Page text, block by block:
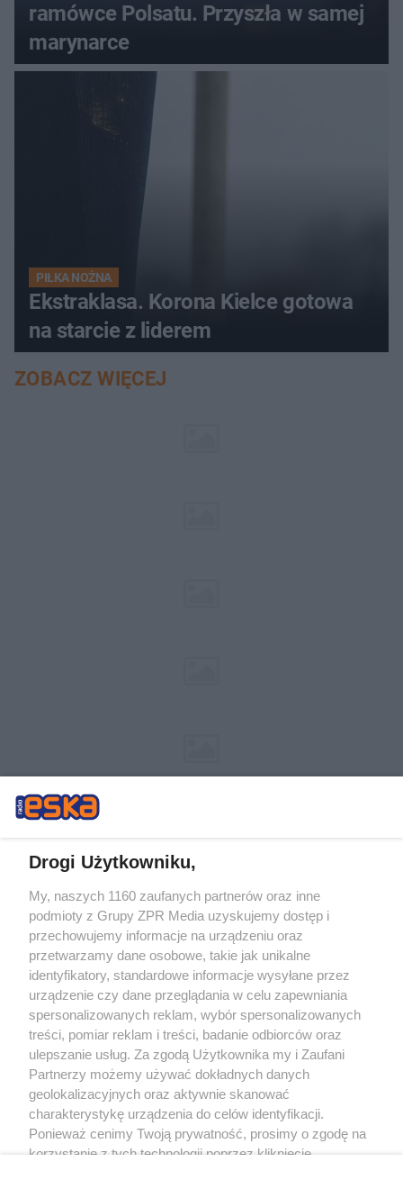
ramówce Polsatu. Przyszła w samej
marynarce
PIŁKA NOŻNA
Ekstraklasa. Korona Kielce gotowa
na starcie z liderem
ZOBACZ WIĘCEJ
Żaden utwór zamieszczony w serwisie nie może być powielany i
rozpowszechniany lub dalej rozpowszechniany w jakikolwiek sposób (w
tym także elektroniczny lub mechaniczny) na jakimkolwiek polu
eksploatacji w jakiejkolwiek formie, włącznie z umieszczaniem w Internecie
bez pisemnej zgody właściciela praw. Jakiekolwiek użycie lub
wykorzystanie utworów w całości lub w części z naruszeniem prawa, tzn.
bez właściwej zgody, jest zabronione pod groźbą kary i może być ścigane
prawnie.
O nas
Drogi Użytkowniku,
My, naszych 1160 zaufanych partnerów oraz inne
podmioty z Grupy ZPR Media uzyskujemy dostęp i
przechowujemy informacje na urządzeniu oraz
przetwarzamy dane osobowe, takie jak unikalne
identyfikatory, standardowe informacje wysyłane przez
urządzenie czy dane przeglądania w celu zapewniania
spersonalizowanych reklam, wybór spersonalizowanych
treści, pomiar reklam i treści, badanie odbiorców oraz
ulepszanie usług. Za zgodą Użytkownika my i Zaufani
Partnerzy możemy używać dokładnych danych
geolokalizacyjnych oraz aktywnie skanować
charakterystykę urządzenia do celów identyfikacji.
Ponieważ cenimy Twoją prywatność, prosimy o zgodę na
korzystanie z tych technologii poprzez kliknięcie